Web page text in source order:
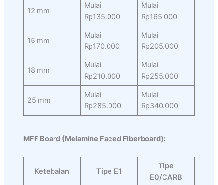
12 mm
Mulai
Rp135.000
Mulai
Rp165.000
15 mm
Mulai
Rp170.000
Mulai
Rp205.000
18 mm
Mulai
Rp210.000
Mulai
Rp255.000
25 mm
Mulai
Rp285.000
Mulai
Rp340.000
MFF Board (Melamine Faced Fiberboard):
Ketebalan Tipe E1
Tipe
E0/CARB